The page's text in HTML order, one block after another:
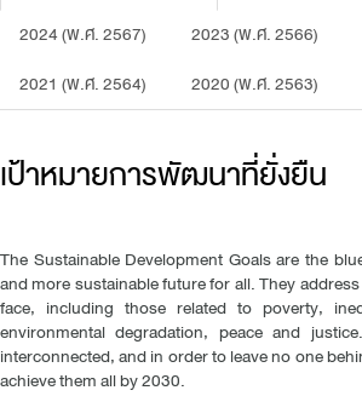
2024 (พ.ศ. 2567)
2023 (พ.ศ. 2566)
2021 (พ.ศ. 2564)
2020 (พ.ศ. 2563)
เป้าหมายการพัฒนาที่ยั่งยืน
The Sustainable Development Goals are the
and more sustainable future for all. They
face, including those related to poverty,
environmental degradation, peace and
interconnected, and in order to leave no one
achieve them all by 2030.